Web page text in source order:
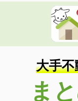
大手
ま